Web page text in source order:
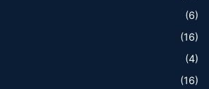
(6)
(16)
(4)
(16)